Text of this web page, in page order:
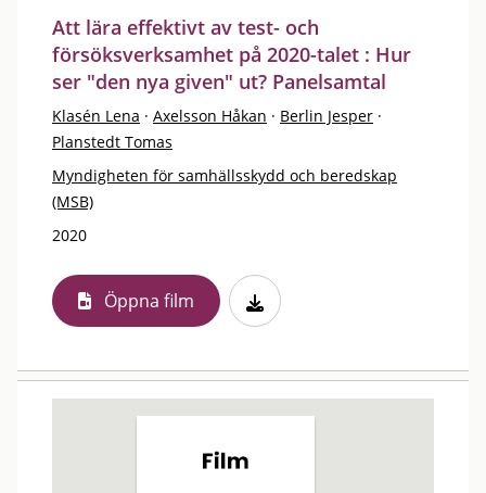
Att lära effektivt av test- och
försöksverksamhet på 2020-talet : Hur
ser "den nya given" ut? Panelsamtal
Klasén Lena · Axelsson Håkan · Berlin Jesper ·
Planstedt Tomas
Myndigheten för samhällsskydd och beredskap
(MSB)
2020
Öppna film